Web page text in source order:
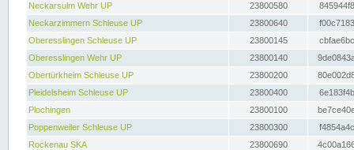
Neckarsulm Wehr UP
23800580
Neckarzimmern Schleuse UP
23800640
Oberesslingen Schleuse UP
23800145
Oberesslingen Wehr UP
23800140
Obertürkheim Schleuse UP
23800200
Pleidelsheim Schleuse UP
23800400
Plochingen
23800100
Poppenweiler Schleuse UP
23800300
Rockenau SKA
23800690